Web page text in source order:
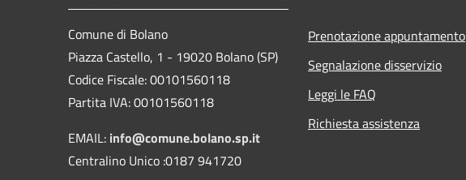
Comune di Bolano
Piazza Castello, 1 - 19020 Bolano (SP)
Codice Fiscale: 00101560118
Partita IVA: 00101560118
EMAIL: info@comune.bolano.sp.it
Centralino Unico :0187 941720
Prenotazione appuntamento
Segnalazione disservizio
Leggi le FAQ
Richiesta assistenza